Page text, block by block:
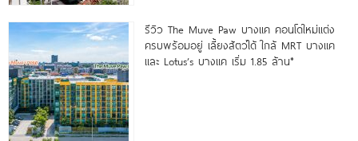
รีวิว The Muve Paw บางแค คอนโดใหม่แต่ง
ครบพร้อมอยู่ เลี้ยงสัตว์ได้ ใกล้ MRT บางแค
และ Lotus’s บางแค เริ่ม 1.85 ล้าน*